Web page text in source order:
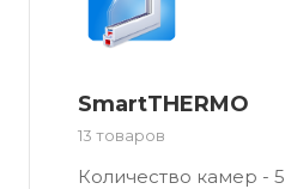
SmartTHERMO
13 товаров
Количество камер - 5